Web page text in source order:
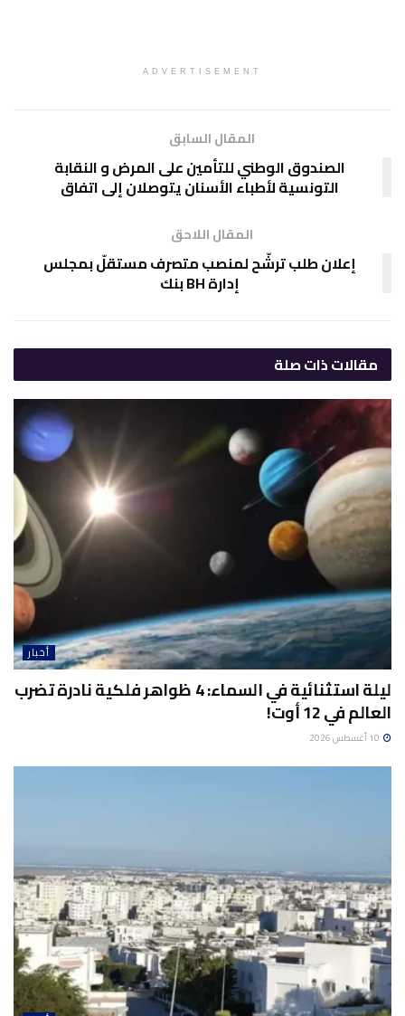
ADVERTISEMENT
المقال السابق
الصندوق الوطني للتأمين على المرض و النقابة
التونسية لأطباء الأسنان يتوصلان إلى اتفاق
المقال اللاحق
إعلان طلب ترشّح لمنصب متصرف مستقلّ بمجلس
إدارة BH بنك
مقالاتذات صلة
أخبار
ليلة استثنائية في السماء: 4 ظواهر فلكية نادرة تضرب
العالم في 12 أوت!